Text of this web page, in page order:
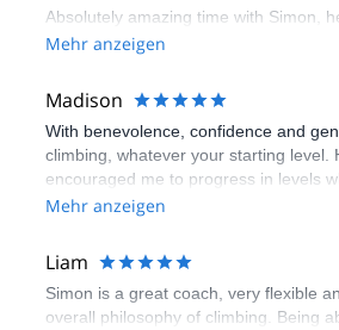
Absolutely amazing time with Simon,
Mehr anzeigen
Madison
With benevolence, confidence and
climbing, whatever your starting
encouraged me to progress in levels
between sky and sea that is Kalymnos.
Mehr anzeigen
Liam
Simon is a great coach, very flexible
overall philosophy of climbing. Being